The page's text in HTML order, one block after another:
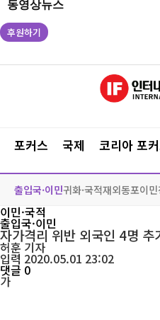
동영상뉴스
후원하기
포커스 국제 코리아 포
출입국·이민귀화·국적재외동포이
이민·국적
출입국·이민
자가격리 위반 외국인 4명 추
허훈기자
입력 2020.05.01 23:02
댓글 0
가